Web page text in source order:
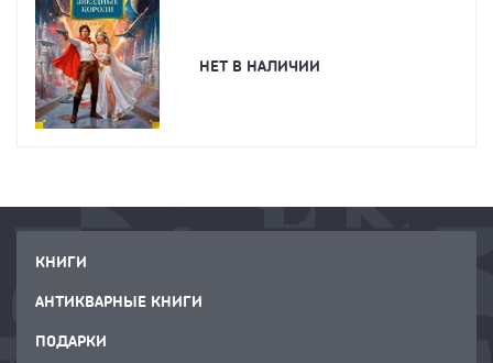
НЕТ В НАЛИЧИИ
КНИГИ
АНТИКВАРНЫЕ КНИГИ
ПОДАРКИ